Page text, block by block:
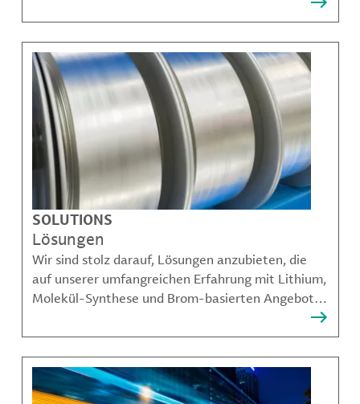
nachhaltigere Möglichkeiten für Mobilität,
Kommunikation und Wachstum zu schaffen.
SOLUTIONS
Lösungen
Wir sind stolz darauf, Lösungen anzubieten, die
auf unserer umfangreichen Erfahrung mit Lithium,
Molekül-Synthese und Brom-basierten Angeboten
komplexe Herausforderungen zu bewältigen.